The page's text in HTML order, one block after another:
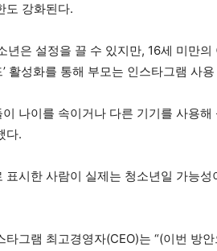
도 강화된다.
년은 설정을 끌 수 있지만, 16세 미만
’ 활성화를 통해 부모는 인스타그램 사
나이를 속이거나 다른 기기를 사용
다.
표시한 사람이 실제는 청소년일 가능
타그램 최고경영자(CEO)는 “(이번 방